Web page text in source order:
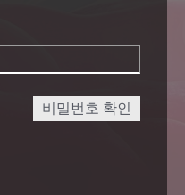
비밀번호 확인